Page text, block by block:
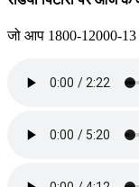
जो आप 1800-12000-